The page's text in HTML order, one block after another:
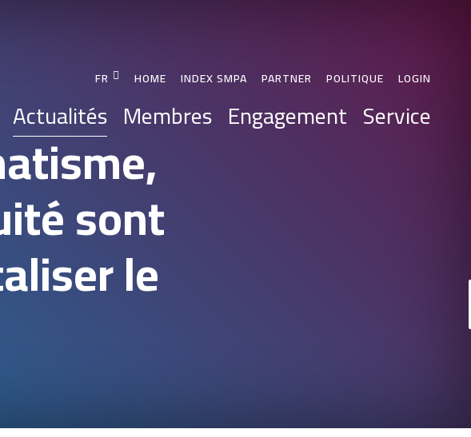
FR HOME INDEX SMPA PARTNER POLITIQUE LOGIN
Actualités Membres Engagement Service
sont
le